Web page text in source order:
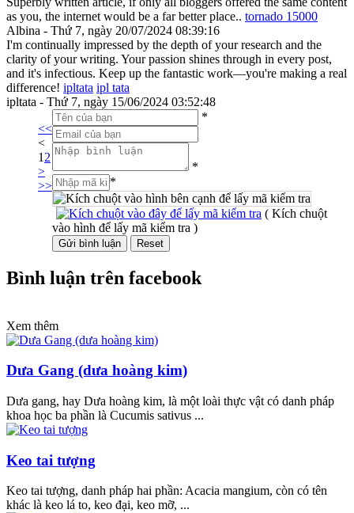
as you, the internet would be a far better place.. tornado 15000
Albina - Thứ 7, ngày 20/07/2024 08:39:16
I'm continually impressed by the depth of your research and the
clarity of your writing. Your passion shines through in every post,
and it's infectious. Keep up the fantastic work—you're making a real
difference! ipltata ipl tata
ipltata - Thứ 7, ngày 15/06/2024 03:52:48
<<
<
1 2
>
>>
*
*
*
( Kích chuột
vào hình để lấy mã kiểm tra )
Bình luận trên facebook
Xem thêm
Dưa Gang (dưa hoàng kim)
Dưa gang, hay Dưa hoàng kim, là một loài thực vật có danh pháp
khoa học ba phần là Cucumis sativus ...
Keo tai tượng
Keo tai tượng, danh pháp hai phần: Acacia mangium, còn có tên
khác là keo lá to, keo đại, keo mỡ, ...